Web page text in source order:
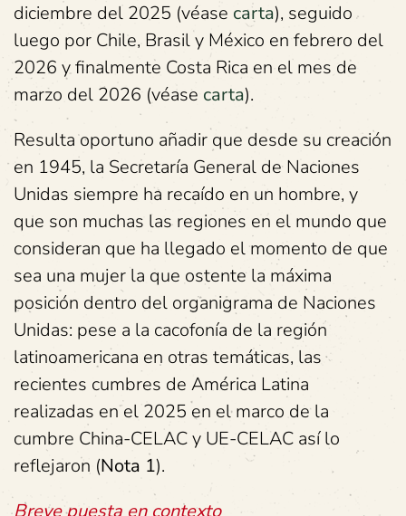
diciembre del 2025 (véase carta), seguido
luego por Chile, Brasil y México en febrero del
2026 y finalmente Costa Rica en el mes de
marzo del 2026 (véase carta).
Resulta oportuno añadir que desde su creación
en 1945, la Secretaría General de Naciones
Unidas siempre ha recaído en un hombre, y
que son muchas las regiones en el mundo que
consideran que ha llegado el momento de que
sea una mujer la que ostente la máxima
posición dentro del organigrama de Naciones
Unidas: pese a la cacofonía de la región
latinoamericana en otras temáticas, las
recientes cumbres de América Latina
realizadas en el 2025 en el marco de la
cumbre China-CELAC y UE-CELAC así lo
reflejaron (Nota 1).